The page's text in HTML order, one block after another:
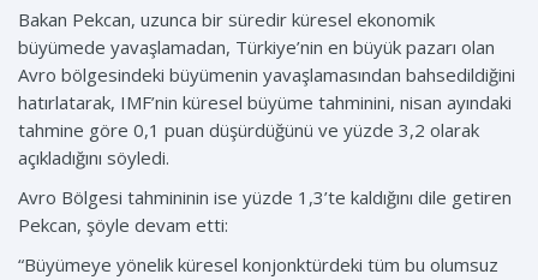
Bakan Pekcan, uzunca bir süredir küresel ekonomik
büyümede yavaşlamadan, Türkiye’nin en büyük pazarı olan
Avro bölgesindeki büyümenin yavaşlamasından bahsedildiğini
hatırlatarak, IMF’nin küresel büyüme tahminini, nisan ayındaki
tahmine göre 0,1 puan düşürdüğünü ve yüzde 3,2 olarak
açıkladığını söyledi.
Avro Bölgesi tahmininin ise yüzde 1,3’te kaldığını dile getiren
Pekcan, şöyle devam etti:
“Büyümeye yönelik küresel konjonktürdeki tüm bu olumsuz